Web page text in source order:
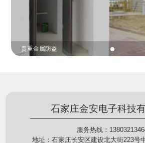
贵重金属防盗
石家庄金安电子科技
服务热线：
地址：石家庄长安区建设北大街223号